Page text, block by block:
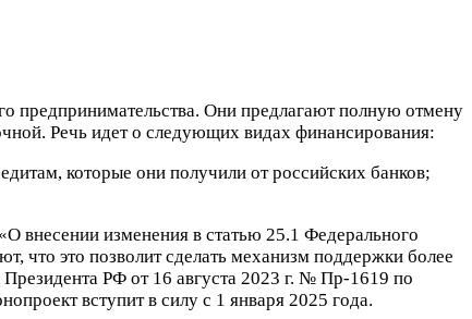
предпринимательства. Они предлагают полную отмену
Речь идет о следующих видах финансирования:
которые они получили от российских банков;
внесении изменения в статью 25.1 Федерального
что это позволит сделать механизм поддержки более
РФ от 16 августа 2023 г. № Пр-1619 по
вступит в силу с 1 января 2025 года.